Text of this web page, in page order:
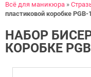
Всё для маникюра
пластиковой коробке PGB-
НАБОР
КОРОБКЕ